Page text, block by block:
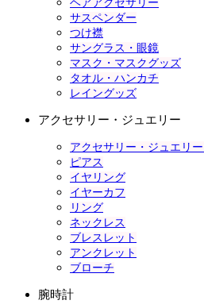
ヘアアクセサリー
サスペンダー
つけ襟
サングラス・眼鏡
マスク・マスクグッズ
タオル・ハンカチ
レイングッズ
アクセサリー・ジュエリー
アクセサリー・ジュエリ
ピアス
イヤリング
イヤーカフ
リング
ネックレス
ブレスレット
アンクレット
ブローチ
腕時計